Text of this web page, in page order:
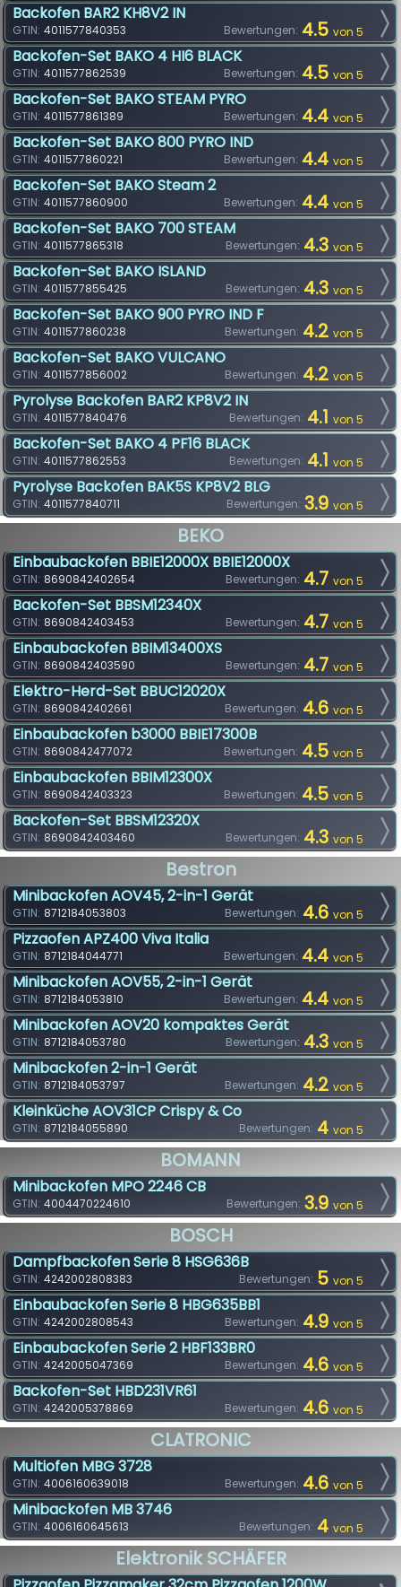
Backofen BAR2 KH8V2 IN
Bewertungen: 4.5 von 5
GTIN: 4011577840353
Backofen-Set BAKO 4 HI6 BLACK
Bewertungen: 4.5 von 5
GTIN: 4011577862539
Backofen-Set BAKO STEAM PYRO
Bewertungen: 4.4 von 5
GTIN: 4011577861389
Backofen-Set BAKO 800 PYRO IND
Bewertungen: 4.4 von 5
GTIN: 4011577860221
Backofen-Set BAKO Steam 2
Bewertungen: 4.4 von 5
GTIN: 4011577860900
Backofen-Set BAKO 700 STEAM
Bewertungen: 4.3 von 5
GTIN: 4011577865318
Backofen-Set BAKO ISLAND
Bewertungen: 4.3 von 5
GTIN: 4011577855425
Backofen-Set BAKO 900 PYRO IND F
Bewertungen: 4.2 von 5
GTIN: 4011577860238
Backofen-Set BAKO VULCANO
Bewertungen: 4.2 von 5
GTIN: 4011577856002
Pyrolyse Backofen BAR2 KP8V2 IN
Bewertungen: 4.1 von 5
GTIN: 4011577840476
Backofen-Set BAKO 4 PF16 BLACK
Bewertungen: 4.1 von 5
GTIN: 4011577862553
Pyrolyse Backofen BAK5S KP8V2 BLG
Bewertungen: 3.9 von 5
GTIN: 4011577840711
BEKO
Einbaubackofen BBIE12000X BBIE12000X
Bewertungen: 4.7 von 5
GTIN: 8690842402654
Backofen-Set BBSM12340X
Bewertungen: 4.7 von 5
GTIN: 8690842403453
Einbaubackofen BBIM13400XS
Bewertungen: 4.7 von 5
GTIN: 8690842403590
Elektro-Herd-Set BBUC12020X
Bewertungen: 4.6 von 5
GTIN: 8690842402661
Einbaubackofen b3000 BBIE17300B
Bewertungen: 4.5 von 5
GTIN: 8690842477072
Einbaubackofen BBIM12300X
Bewertungen: 4.5 von 5
GTIN: 8690842403323
Backofen-Set BBSM12320X
Bewertungen: 4.3 von 5
GTIN: 8690842403460
Bestron
Minibackofen AOV45, 2-in-1 Gerät
Bewertungen: 4.6 von 5
GTIN: 8712184053803
Pizzaofen APZ400 Viva Italia
Bewertungen: 4.4 von 5
GTIN: 8712184044771
Minibackofen AOV55, 2-in-1 Gerät
Bewertungen: 4.4 von 5
GTIN: 8712184053810
Minibackofen AOV20 kompaktes Gerät
Bewertungen: 4.3 von 5
GTIN: 8712184053780
Minibackofen 2-in-1 Gerät
Bewertungen: 4.2 von 5
GTIN: 8712184053797
Kleinküche AOV31CP Crispy & Co
Bewertungen: 4 von 5
GTIN: 8712184055890
BOMANN
Minibackofen MPO 2246 CB
Bewertungen: 3.9 von 5
GTIN: 4004470224610
BOSCH
Dampfbackofen Serie 8 HSG636B
Bewertungen: 5 von 5
GTIN: 4242002808383
Einbaubackofen Serie 8 HBG635BB1
Bewertungen: 4.9 von 5
GTIN: 4242002808543
Einbaubackofen Serie 2 HBF133BR0
Bewertungen: 4.6 von 5
GTIN: 4242005047369
Backofen-Set HBD231VR61
Bewertungen: 4.6 von 5
GTIN: 4242005378869
CLATRONIC
Multiofen MBG 3728
Bewertungen: 4.6 von 5
GTIN: 4006160639018
Minibackofen MB 3746
Bewertungen: 4 von 5
GTIN: 4006160645613
Elektronik SCHÄFER